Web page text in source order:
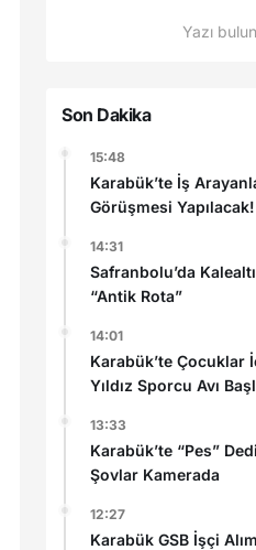
Yazı
Son Dakika
15:48
Karabük’te İş
Görüşmesi Yapılacak!
14:31
Safranbolu’da
“Antik Rota”
14:01
Karabük’te Çocuklar
Yıldız Sporcu Avı
13:33
Karabük’te “Pes”
Şovlar Kamerada
12:27
Karabük GSB İşçi